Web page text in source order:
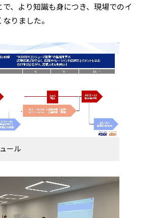
、より知識も身につき、現場でのイ
りました。
ール